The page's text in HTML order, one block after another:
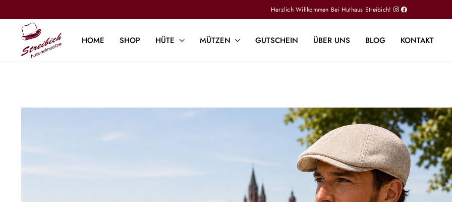
Herzlich Willkommen Bei Huthaus Streibich!
HOME SHOP HÜTE MÜTZEN GUTSCHEIN ÜBER UNS BLOG KONTAKT